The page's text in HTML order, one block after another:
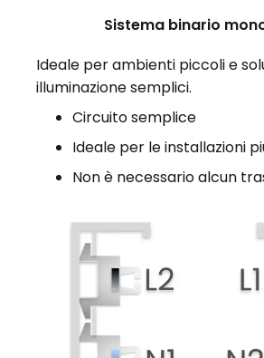
Sistema binario
Ideale per ambienti piccoli e
illuminazione semplici.
Circuito semplice
Ideale per le installazioni
Non è necessario alcun